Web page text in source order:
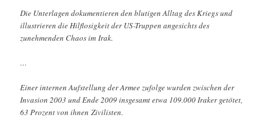
Die Unterlagen dokumentieren den blutigen Alltag des Kriegs und
illustrieren die Hilflosigkeit der US-Truppen angesichts des
zunehmenden Chaos im Irak.
…
Einer internen Aufstellung der Armee zufolge wurden zwischen der
Invasion 2003 und Ende 2009 insgesamt etwa 109.000 Iraker getötet,
63 Prozent von ihnen Zivilisten.